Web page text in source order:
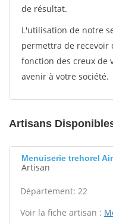
de résultat.
L'utilisation de notre
permettra de recevoir
fonction des creux de
avenir à votre société.
Artisans
Menuiserie trehorel
Artisan
Département: 22
Voir la fiche artisan :